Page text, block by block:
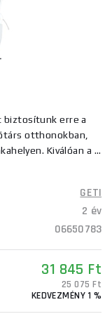
biztosítunk erre a
otthonokban,
Kiválóan a ...
GETI
2 év
06650783
31 845 Ft
25 075 Ft
KEDVEZMÉNY 1 %